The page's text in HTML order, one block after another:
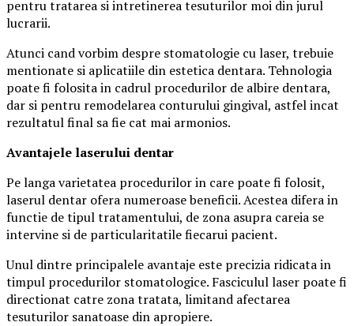
pentru tratarea si intretinerea tesuturilor moi din jurul
lucrarii.
Atunci cand vorbim despre stomatologie cu laser, trebuie
mentionate si aplicatiile din estetica dentara. Tehnologia
poate fi folosita in cadrul procedurilor de albire dentara,
dar si pentru remodelarea conturului gingival, astfel incat
rezultatul final sa fie cat mai armonios.
Avantajele laserului dentar
Pe langa varietatea procedurilor in care poate fi folosit,
laserul dentar ofera numeroase beneficii. Acestea difera in
functie de tipul tratamentului, de zona asupra careia se
intervine si de particularitatile fiecarui pacient.
Unul dintre principalele avantaje este precizia ridicata in
timpul procedurilor stomatologice. Fasciculul laser poate fi
directionat catre zona tratata, limitand afectarea
tesuturilor sanatoase din apropiere.